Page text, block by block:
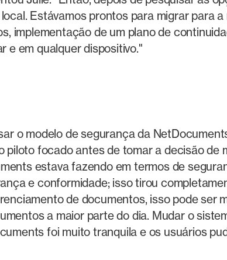
Estávamos prontos para migrar para
implementação de um plano de
e em qualquer dispositivo."
o modelo de segurança da
focado antes de tomar a decisão de
estava fazendo em termos de
e conformidade; isso tirou
de documentos, isso pode ser
a maior parte do dia. Mudar o
foi muito tranquila e os usuários